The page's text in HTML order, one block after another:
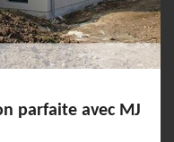
parfaite avec MJ